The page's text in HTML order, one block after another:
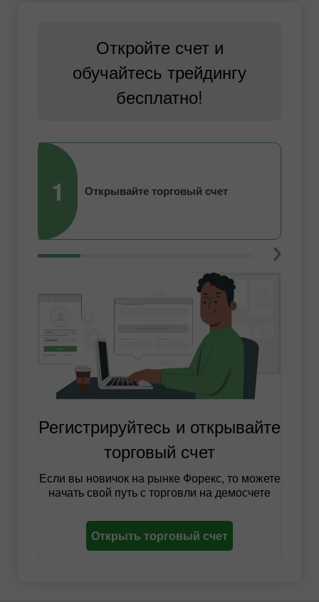
Откройте счет и
обучайтесь трейдингу
бесплатно!
1 Открывайте торговый счет
Регистрируйтесь и открывайте
торговый счет
Если вы новичок на рынке Форекс, то можете
начать свой путь с торговли на демосчете
Открыть торговый счет